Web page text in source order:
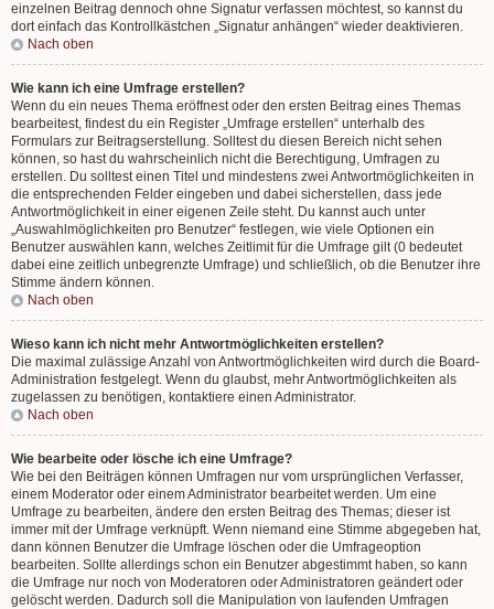
einzelnen Beitrag dennoch ohne Signatur verfassen möchtest, so kannst du
dort einfach das Kontrollkästchen „Signatur anhängen“ wieder deaktivieren.
Nach oben
Wie kann ich eine Umfrage erstellen?
Wenn du ein neues Thema eröffnest oder den ersten Beitrag eines Themas
bearbeitest, findest du ein Register „Umfrage erstellen“ unterhalb des
Formulars zur Beitragserstellung. Solltest du diesen Bereich nicht sehen
können, so hast du wahrscheinlich nicht die Berechtigung, Umfragen zu
erstellen. Du solltest einen Titel und mindestens zwei Antwortmöglichkeiten in
die entsprechenden Felder eingeben und dabei sicherstellen, dass jede
Antwortmöglichkeit in einer eigenen Zeile steht. Du kannst auch unter
„Auswahlmöglichkeiten pro Benutzer“ festlegen, wie viele Optionen ein
Benutzer auswählen kann, welches Zeitlimit für die Umfrage gilt (0 bedeutet
dabei eine zeitlich unbegrenzte Umfrage) und schließlich, ob die Benutzer ihre
Stimme ändern können.
Nach oben
Wieso kann ich nicht mehr Antwortmöglichkeiten erstellen?
Die maximal zulässige Anzahl von Antwortmöglichkeiten wird durch die Board-
Administration festgelegt. Wenn du glaubst, mehr Antwortmöglichkeiten als
zugelassen zu benötigen, kontaktiere einen Administrator.
Nach oben
Wie bearbeite oder lösche ich eine Umfrage?
Wie bei den Beiträgen können Umfragen nur vom ursprünglichen Verfasser,
einem Moderator oder einem Administrator bearbeitet werden. Um eine
Umfrage zu bearbeiten, ändere den ersten Beitrag des Themas; dieser ist
immer mit der Umfrage verknüpft. Wenn niemand eine Stimme abgegeben hat,
dann können Benutzer die Umfrage löschen oder die Umfrageoption
bearbeiten. Sollte allerdings schon ein Benutzer abgestimmt haben, so kann
die Umfrage nur noch von Moderatoren oder Administratoren geändert oder
gelöscht werden. Dadurch soll die Manipulation von laufenden Umfragen